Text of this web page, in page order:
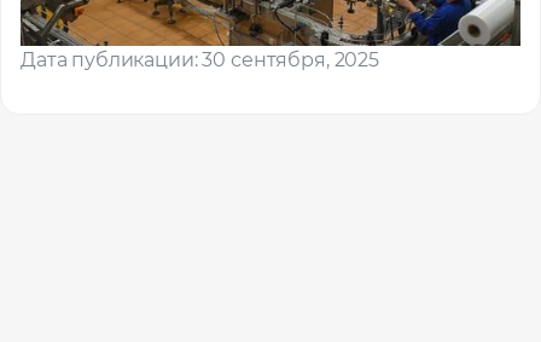
Дата публикации: 30 сентября, 2025